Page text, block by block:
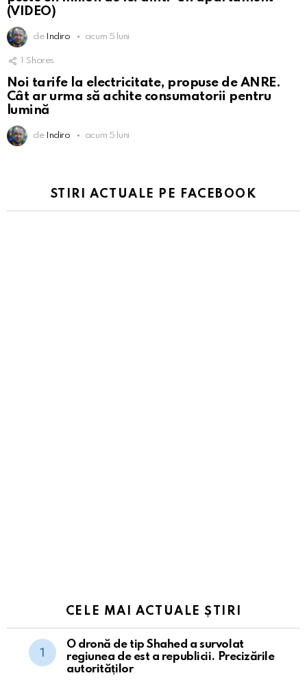
(VIDEO)
de Indiro acum 5 luni
1 Shares
Noi tarife la electricitate, propuse de ANRE.
Cât ar urma să achite consumatorii pentru
lumină
de Indiro acum 5 luni
STIRI ACTUALE PE FACEBOOK
CELE MAI ACTUALE ȘTIRI
O dronă de tip Shahed a survolat
regiunea de est a republicii. Precizările
autorităților